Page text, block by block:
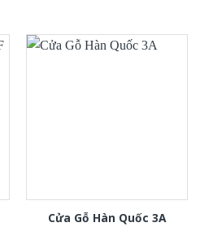
Cửa Gỗ Hàn Quốc 3A